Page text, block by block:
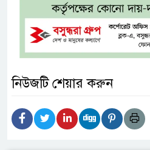
নিউজটি শেয়ার করুন